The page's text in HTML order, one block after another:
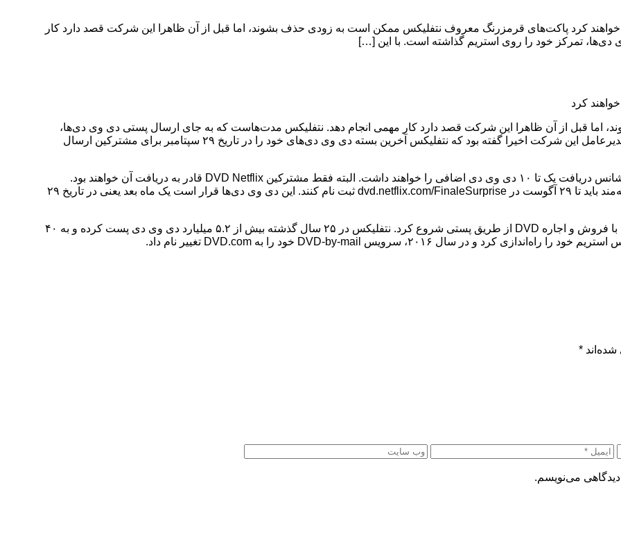
دی وی دی اسرارآمیز دریافت خواهند کرد پاکت‌های قرمزرنگ معروف نتفلیکس ممکن است به زودی حذف بشوند، اما قبل از آن ظاهرا این شرکت قصد دارد کار
تمرکز خود را روی استریم گذاشته است. با این […]
قبل از آن ظاهرا این شرکت قصد دارد کار مهمی انجام دهد. نتفلیکس مدت‌هاست که به جای ارسال پستی دی وی دی‌ها،
تمرکز خود را روی استریم گذاشته است. با این حال، تد ساراندوس، مدیرعامل این شرکت اخیرا گفته بود که نتفلیکس آخرین بسته دی وی دی‌های خود را در تاریخ ۲۹ سپتامبر برای مشترکین ارسال
در همین راستا، نتفلیکس اعلام کرده که مشترکین پستی این شرکت شانس دریافت یک تا ۱۰ دی وی دی اضافی را خواهند داشت. البته فقط مشترکین DVD Netflix قادر به دریافت آن خواهند بود.
نتفلیکس گفته است که این یک پیشنهاد محدود است و مشترکین علاقه‌مند باید تا ۲۹ آگوست در dvd.netflix.com/FinaleSurprise ثبت نام کنند. این دی وی دی‌ها قرار است یک ماه بعد یعنی در تاریخ ۲۹
همانطور که می‌دانید نتفلیکس در سال ۱۹۹۷ تأسیس شد و کار خود را با فروش و اجاره DVD از طریق پستی شروع کرد. نتفلیکس در ۲۵ سال گذشته بیش از ۵.۲ میلیارد دی وی دی پست کرده و به ۴۰
*
دیدگاهی می‌نویسم.